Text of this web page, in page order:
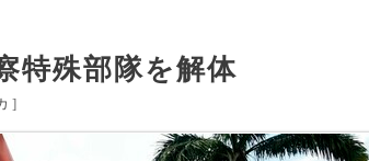
特殊部隊を解体
]